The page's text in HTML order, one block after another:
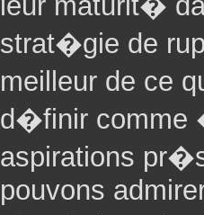
strat�gie de
meilleur de ce
d�finir comme
aspirations
pouvons